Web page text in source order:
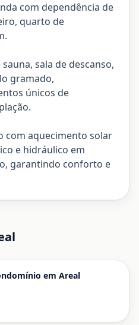
com dependência de
quarto de
sala de descanso,
gramado,
únicos de
com aquecimento solar
e hidráulico em
garantindo conforto e
em Areal